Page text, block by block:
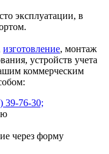
эксплуатации, в
изготовление, монтаж
устройств учета
коммерческим
39-76-30;
через форму